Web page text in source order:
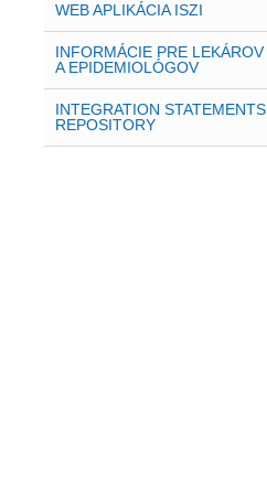
WEB APLIKÁCIA ISZI
INFORMÁCIE PRE LEKÁROV
A EPIDEMIOLÓGOV
INTEGRATION STATEMENTS
REPOSITORY